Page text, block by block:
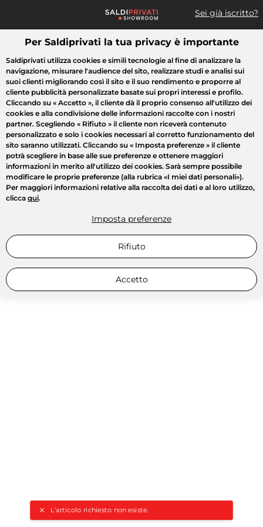
Sei già iscritto?
Cosa cerchi?
L'articolo richiesto non esiste.
Tutte le vendite Moda Casa Bellezza Elettrodomestici
Per Saldiprivati la tua privacy è importante
Saldiprivati utilizza cookies e simili tecnologie al fine di analizzare la
navigazione, misurare l'audience del sito, realizzare studi e analisi sui
suoi clienti migliorando così il sito e il suo rendimento e proporre al
cliente pubblicità personalizzate basate sui propri interessi e profilo.
Cliccando su « Accetto », il cliente dà il proprio consenso all'utilizzo dei
cookies e alla condivisione delle informazioni raccolte con i nostri
partner. Scegliendo « Rifiuto » il cliente non riceverà contenuto
personalizzato e solo i cookies necessari al corretto funzionamento del
sito saranno utilizzati. Cliccando su « Imposta preferenze » il cliente
potrà scegliere in base alle sue preferenze e ottenere maggiori
informazioni in merito all'utilizzo dei cookies. Sarà sempre possibile
modificare le proprie preferenze (alla rubrica «I miei dati personali»).
Per maggiori informazioni relative alla raccolta dei dati e al loro utilizzo,
clicca qui.
Imposta preferenze
Rifiuto
Accetto